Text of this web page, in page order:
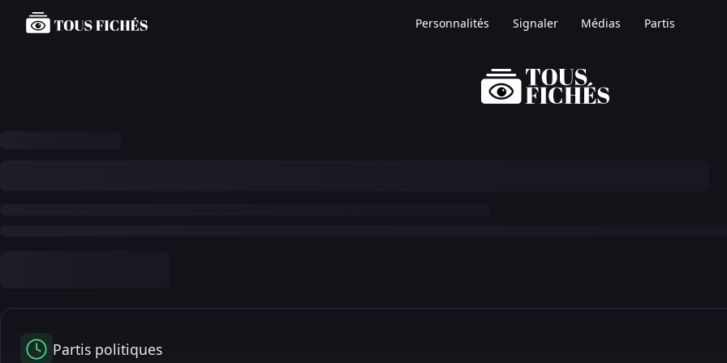
Personnalités Signaler Médias Partis
Partis politiques